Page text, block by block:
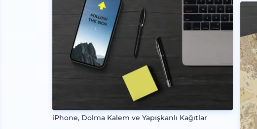
iPhone, Dolma Kalem ve Yapışkanlı Kağıtlar